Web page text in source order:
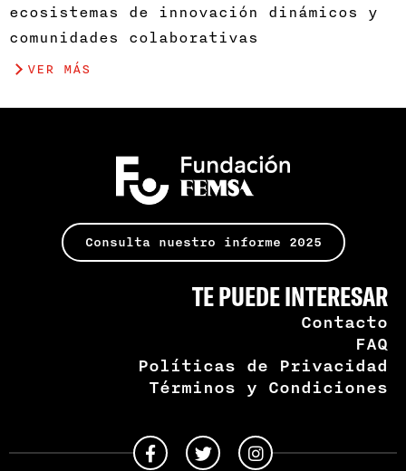
ecosistemas de innovación dinámicos y
comunidades colaborativas
VER MÁS
Consulta nuestro informe 2025
TE PUEDE INTERESAR
Contacto
FAQ
Políticas de Privacidad
Términos y Condiciones